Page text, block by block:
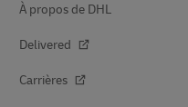
À propos de DHL
Delivered
Carrières